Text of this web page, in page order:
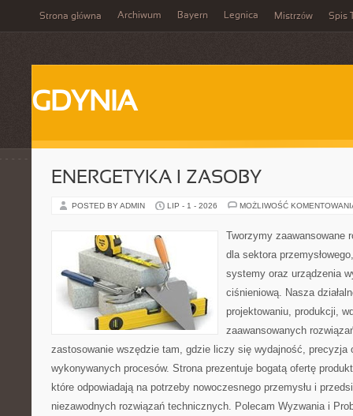
Strona główna Archiwum Bayern Legnica Mistrzów Spis
GDYNIA
ENERGETYKA I ZASOBY
POSTED BY ADMIN LIP - 1 - 2026 MOŻLIWOŚĆ
Tworzymy zaawansowane
dla sektora
systemy oraz urządzenia
ciśnieniową. Nasza
projektowaniu, produkcji,
zaawansowanych
zastosowanie wszędzie tam, gdzie liczy się wydajność, precyzja
wykonywanych procesów. Strona prezentuje bogatą ofertę
które odpowiadają na potrzeby nowoczesnego przemysłu i
niezawodnych rozwiązań technicznych. Polecam Wyzwania i